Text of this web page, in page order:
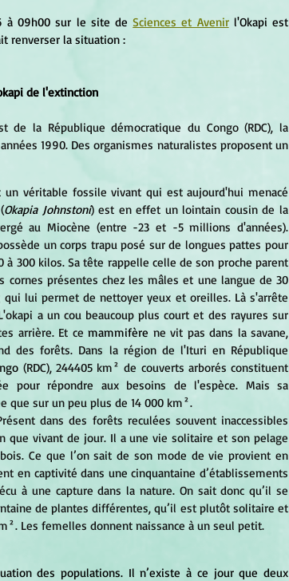
à 09h00 sur le site de Sciences et Avenir l'Okapi est
renverser la situation :
de l'extinction
la République démocratique du Congo (RDC), la
1990. Des organismes naturalistes proposent un
un véritable fossile vivant qui est aujourd'hui menacé
Okapia Johnstoni
au Miocène (entre -23 et -5 millions d'années).
un corps trapu posé sur de longues pattes pour
à 300 kilos. Sa tête rappelle celle de son proche parent
cornes présentes chez les mâles et une langue de 30
lui permet de nettoyer yeux et oreilles. Là s'arrête
a un cou beaucoup plus court et des rayures sur
arrière. Et ce mammifère ne vit pas dans la savane,
des forêts. Dans la région de l'Ituri en République
(RDC), 244405 km² de couverts arborés constituent
pour répondre aux besoins de l'espèce. Mais sa
que sur un peu plus de 14 000 km².
dans des forêts reculées souvent inaccessibles
que vivant de jour. Il a une vie solitaire et son pelage
Ce que l’on sait de son mode de vie provient en
en captivité dans une cinquantaine d’établissements
à une capture dans la nature. On sait donc qu’il se
de plantes différentes, qu’il est plutôt solitaire et
Les femelles donnent naissance à un seul petit.
des populations. Il n’existe à ce jour que deux